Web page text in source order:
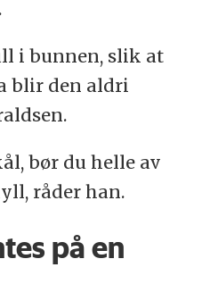
i bunnen, slik at
blir den aldri
bør du helle av
råder han.
på en